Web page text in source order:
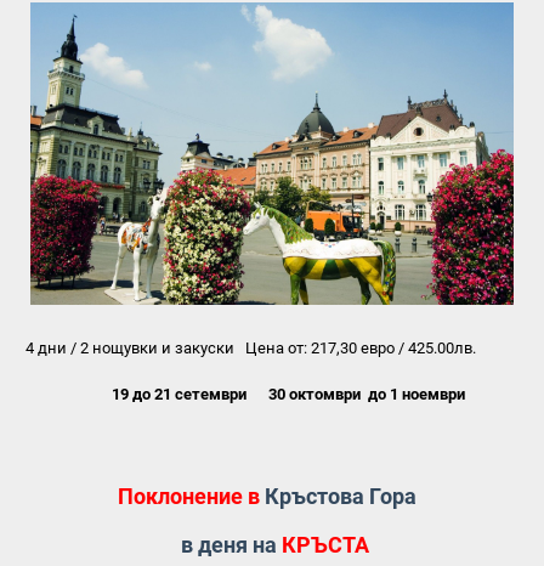
4 дни / 2 нощувки и закуски Цена от: 217,30 евро/ 425.00лв.
19 до 21 сетември 30 октомври до 1 ноември
Поклонение в Кръстова Гора
в деня на КРЪСТА